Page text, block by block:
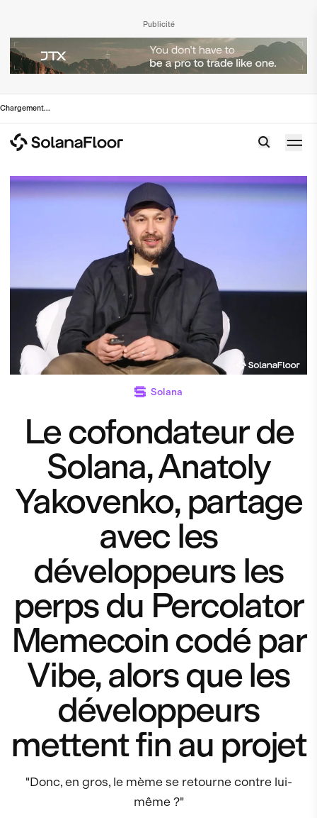
Publicité
Chargement...
Solana
Le cofondateur de
Solana, Anatoly
Yakovenko, partage
avec les
développeurs les
perps du Percolator
Memecoin codé par
Vibe, alors que les
développeurs
mettent fin au projet
"Donc, en gros, le mème se retourne contre lui-
même ?"